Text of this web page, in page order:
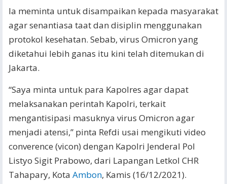
Ia meminta untuk disampaikan kepada masyarakat
agar senantiasa taat dan disiplin menggunakan
protokol kesehatan. Sebab, virus Omicron yang
diketahui lebih ganas itu kini telah ditemukan di
Jakarta.
“Saya minta untuk para Kapolres agar dapat
melaksanakan perintah Kapolri, terkait
mengantisipasi masuknya virus Omicron agar
menjadi atensi,” pinta Refdi usai mengikuti video
converence (vicon) dengan Kapolri Jenderal Pol
Listyo Sigit Prabowo, dari Lapangan Letkol CHR
Tahapary, Kota Ambon, Kamis (16/12/2021).